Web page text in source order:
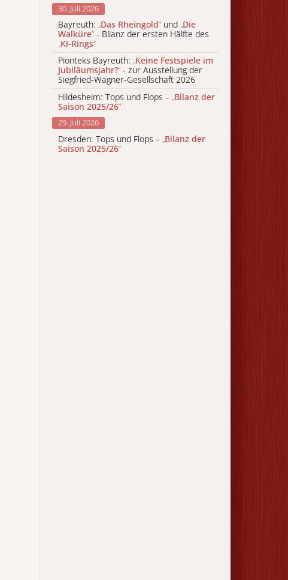
30. Juli 2026
Bayreuth: „Das Rheingold“ und „Die
Walküre“ - Bilanz der ersten Hälfte des
„KI-Rings“
Pionteks Bayreuth: „Keine Festspiele im
Jubiläumsjahr?“ - zur Ausstellung der
Siegfried-Wagner-Gesellschaft 2026
Hildesheim: Tops und Flops – „Bilanz der
Saison 2025/26“
29. Juli 2026
Dresden: Tops und Flops – „Bilanz der
Saison 2025/26“